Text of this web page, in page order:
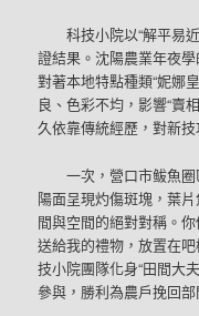
科技小院以“解平易
證結果。沈陽農業年夜
對著本地特點種類“妮娜
良、色彩不均，影響“賣
久依靠傳統經歷，對新技
一次，營口市鲅魚
陽面呈現灼傷斑塊，葉
間與空間的絕對對稱。
送給我的禮物，放置在
技小院團隊化身“田間大
參與，勝利為農戶挽回部